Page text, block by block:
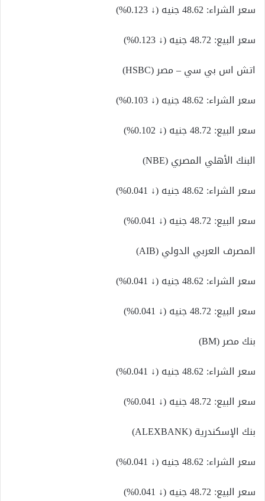
سعر الشراء: 48.62 جنيه (↓ 0.123%)
سعر البيع: 48.72 جنيه (↓ 0.123%)
اتش اس بي سي – مصر (HSBC)
سعر الشراء: 48.62 جنيه (↓ 0.103%)
سعر البيع: 48.72 جنيه (↓ 0.102%)
البنك الأهلي المصري (NBE)
سعر الشراء: 48.62 جنيه (↓ 0.041%)
سعر البيع: 48.72 جنيه (↓ 0.041%)
المصرف العربي الدولي (AIB)
سعر الشراء: 48.62 جنيه (↓ 0.041%)
سعر البيع: 48.72 جنيه (↓ 0.041%)
بنك مصر (BM)
سعر الشراء: 48.62 جنيه (↓ 0.041%)
سعر البيع: 48.72 جنيه (↓ 0.041%)
بنك الإسكندرية (ALEXBANK)
سعر الشراء: 48.62 جنيه (↓ 0.041%)
سعر البيع: 48.72 جنيه (↓ 0.041%)